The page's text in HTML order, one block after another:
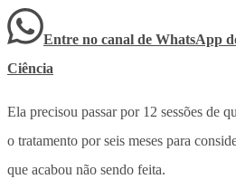
Entre no canal de WhatsApp
Ciência
Ela precisou passar por 12 sessões de
o tratamento por seis meses para
que acabou não sendo feita.